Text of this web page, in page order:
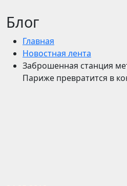
Блог
Главная
Новостная лента
Заброшенная станция
Париже превратится в